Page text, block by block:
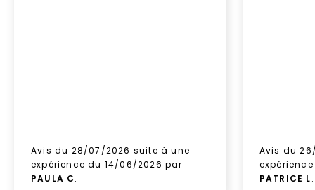
Avis du 28/07/2026 suite à une
expérience du 14/06/2026 par
PAULA C.
Avis du
PATRICE L.